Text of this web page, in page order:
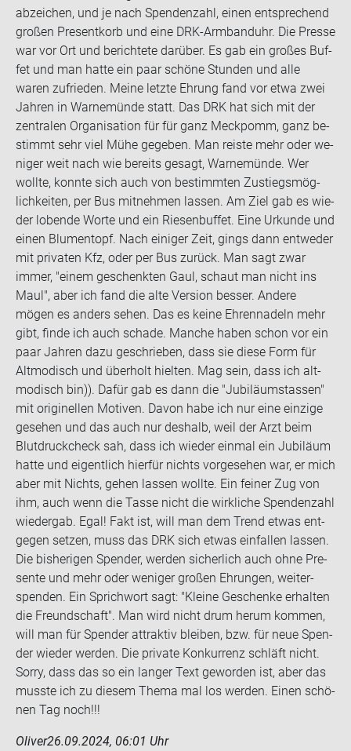
ab­zei­chen, und je nach Spen­den­zahl, einen ent­spre­chend
gro­ßen Pre­sent­korb und eine DRK-​Armbanduhr. Die Pres­se
war vor Ort und be­rich­te­te dar­über. Es gab ein gro­ßes Buf­
fet und man hatte ein paar schö­ne Stun­den und alle
waren zu­frie­den. Meine letz­te Eh­rung fand vor etwa zwei
Jah­ren in War­ne­mün­de statt. Das DRK hat sich mit der
zen­tra­len Or­ga­ni­sa­ti­on für für ganz Meck­pomm, ganz be­
stimmt sehr viel Mühe ge­ge­ben. Man reis­te mehr oder we­
ni­ger weit nach wie be­reits ge­sagt, War­ne­mün­de. Wer
woll­te, konn­te sich auch von be­stimm­ten Zu­stiegs­mög­
lich­kei­ten, per Bus mit­neh­men las­sen. Am Ziel gab es wie­
der lo­ben­de Worte und ein Rie­sen­buf­fet. Eine Ur­kun­de und
einen Blu­men­topf. Nach ei­ni­ger Zeit, gings dann ent­we­der
mit pri­va­ten Kfz, oder per Bus zu­rück. Man sagt zwar
immer, "einem ge­schenk­ten Gaul, schaut man nicht ins
Maul", aber ich fand die alte Ver­si­on bes­ser. An­de­re
mögen es an­ders sehen. Das es keine Eh­ren­na­deln mehr
gibt, finde ich auch scha­de. Man­che haben schon vor ein
paar Jah­ren dazu ge­schrie­ben, dass sie diese Form für
Alt­mo­disch und über­holt hiel­ten. Mag sein, dass ich alt­
mo­disch bin)). Dafür gab es dann die "Ju­bi­lä­umstas­sen"
mit ori­gi­nel­len Mo­ti­ven. Davon habe ich nur eine ein­zi­ge
ge­se­hen und das auch nur des­halb, weil der Arzt beim
Blut­druck­check sah, dass ich wie­der ein­mal ein Ju­bi­lä­um
hatte und ei­gent­lich hier­für nichts vor­ge­se­hen war, er mich
aber mit Nichts, gehen las­sen woll­te. Ein fei­ner Zug von
ihm, auch wenn die Tasse nicht die wirk­li­che Spen­den­zahl
wie­der­gab. Egal! Fakt ist, will man dem Trend etwas ent­
ge­gen set­zen, muss das DRK sich etwas ein­fal­len las­sen.
Die bis­he­ri­gen Spen­der, wer­den si­cher­lich auch ohne Pre­
sen­te und mehr oder we­ni­ger gro­ßen Eh­run­gen, wei­ter­
spen­den. Ein Sprich­wort sagt: "Klei­ne Ge­schen­ke er­hal­ten
die Freund­schaft". Man wird nicht drum herum kom­men,
will man für Spen­der at­trak­tiv blei­ben, bzw. für neue Spen­
der wie­der wer­den. Die pri­va­te Kon­kur­renz schläft nicht.
Sorry, dass das so ein lan­ger Text ge­wor­den ist, aber das
muss­te ich zu die­sem Thema mal los wer­den. Einen schö­
nen Tag noch!!!
Oliver26.09.2024, 06:01 Uhr